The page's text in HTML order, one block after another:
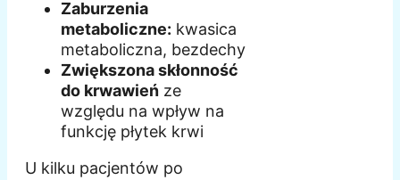
Zaburzenia
metaboliczne: kwasica
metaboliczna, bezdechy
Zwiększona skłonność
do krwawień ze
względu na wpływ na
funkcję płytek krwi
U kilku pacjentów po